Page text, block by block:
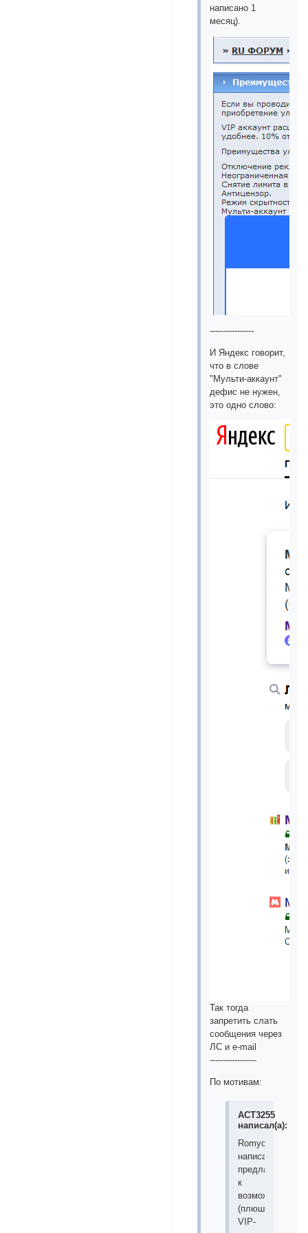
написано 1
месяц).
----------------
И Яндекс говорит,
что в слове
"Мульти-аккаунт"
дефис не нужен,
это одно слово:
Так тогда
запретить слать
сообщения через
ЛС и е-mail
-----------------
По мотивам:
ACT3255
написал(а):
Romych
написал(а):
предлагаю
к
возможностям
(плюшкам)
VIP-